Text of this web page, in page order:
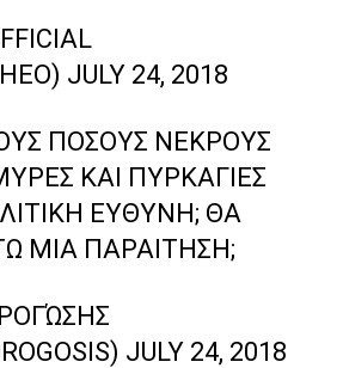
JULY 24, 2018
ΠΌΣΟΥΣ ΝΕΚΡΟΎΣ
ΚΑΙ ΠΥΡΚΑΓΙΈΣ
ΕΥΘΎΝΗ; ΘΑ
ΜΙΑ ΠΑΡΑΊΤΗΣΗ;
JULY 24, 2018